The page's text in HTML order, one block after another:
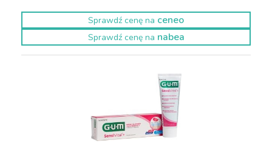
Sprawdź cenę na ceneo
Sprawdź cenę na nabea